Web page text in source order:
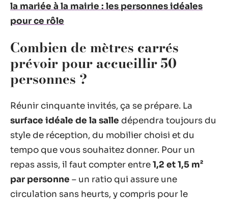
la mariée à la mairie : les personnes idéales
pour ce rôle
Combien de mètres carrés
prévoir pour accueillir 50
personnes ?
Réunir cinquante invités, ça se prépare. La
surface idéale de la salle dépendra toujours du
style de réception, du mobilier choisi et du
tempo que vous souhaitez donner. Pour un
repas assis, il faut compter entre1,2 et 1,5 m²
par personne – un ratio qui assure une
circulation sans heurts, y compris pour le